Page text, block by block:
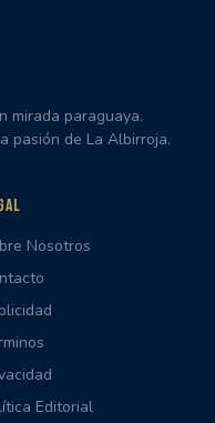
mirada paraguaya.
pasión de La Albirroja.
Nosotros
Editorial